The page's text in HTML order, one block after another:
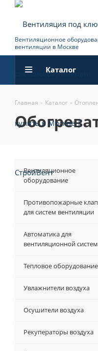
Вентиляционное
вентиляции в Москве
Каталог
Главная - Каталог -
Вентиляционное
оборудование
Противопожарные
для систем вентиляции
Автоматика для
вентиляционной
Тепловое оборудование
Увлажнители воздуха
Осушители воздуха
Рекуператоры воздуха